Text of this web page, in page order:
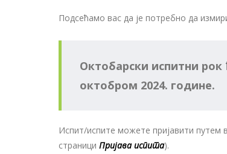
Подсећамо вас да је потребно да
Октобарски испитни рок
октобром 2024. године.
Испит/испите можете пријавити путем
страници Пријава испита).